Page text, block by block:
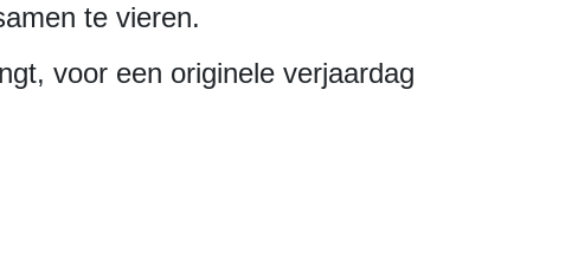
te vieren.
voor een originele verjaardag